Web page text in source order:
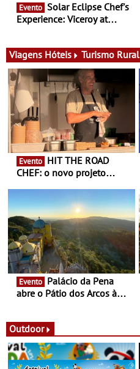
Evento
Experience: Viceroy at
exclusiva
Viagens Hóteis Turismo Rural
Evento
CHEF: o novo projeto
Queiroz Ribeiro - Um novo
conceito gastronómico
itinerante que percorre
Portugal
Evento
abre o Pátio dos Arcos à
Outdoor